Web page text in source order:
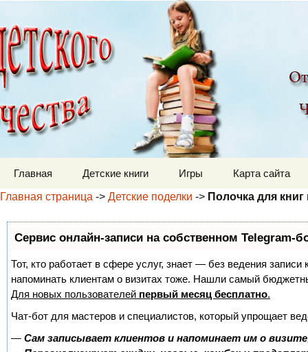
Детский мир
Главная Детские книги Игры
Карта сайта
Главная страница -> Детские поделки -> Полочка для
Сервис онлайн-записи на собственном Telegram-
Тот, кто работает в сфере услуг, знает — без ведения
напоминать клиентам о визитах тоже. Нашли самый
Для новых пользователей первый месяц бесплатно.
Чат-бот для мастеров и специалистов, который упрощает
— Сам записывает клиентов и напоминает им о